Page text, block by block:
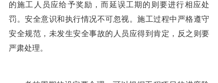
的施工人员应给予奖励，而延误工期的则要进行相应处
罚。安全意识和执行情况不可忽视。施工过程中严格遵守
安全规范，未发生安全事故的人员应得到肯定，反之则要
严肃处理。